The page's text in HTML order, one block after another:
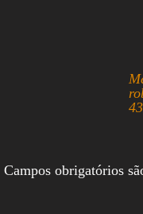
Campos obrigatórios